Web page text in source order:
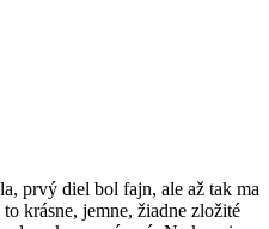
prvý diel bol fajn, ale až tak ma
krásne, jemne, žiadne zložité